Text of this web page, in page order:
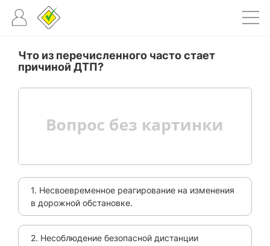
Что из перечисленного часто стает
причиной ДТП?
1. Несвоевременное реагирование на изменения
в дорожной обстановке.
2. Несоблюдение безопасной дистанции